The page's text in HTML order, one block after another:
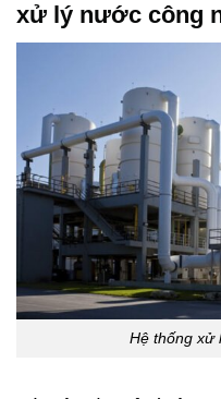
xử lý nước công
Hệ thống xử